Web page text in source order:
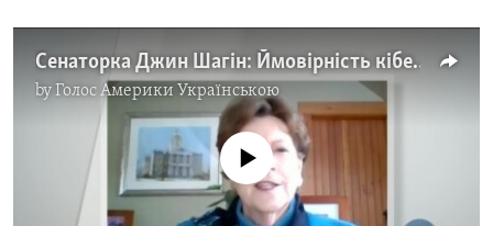
Сенаторка Джин Шагін: Ймовірність кібератак від Росії - одна з причин, чому США намагаються підтримати Україну у кіберпросторі. Відео
byГолос Америки Українською
No media source currently available